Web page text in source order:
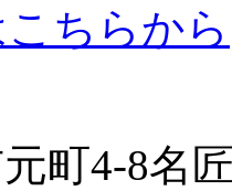
ちらから
町4-8名